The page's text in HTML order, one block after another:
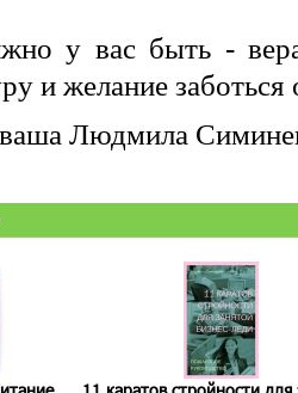
у вас быть -
и желание заботься
Людмила